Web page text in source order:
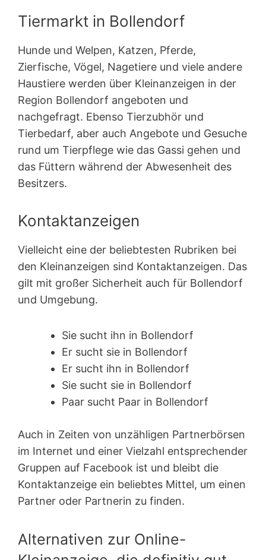
Tiermarkt in Bollendorf
Hunde und Welpen, Katzen, Pferde,
Zierfische, Vögel, Nagetiere und viele andere
Haustiere werden über Kleinanzeigen in der
Region Bollendorf angeboten und
nachgefragt. Ebenso Tierzubhör und
Tierbedarf, aber auch Angebote und Gesuche
rund um Tierpflege wie das Gassi gehen und
das Füttern während der Abwesenheit des
Besitzers.
Kontaktanzeigen
Vielleicht eine der beliebtesten Rubriken bei
den Kleinanzeigen sind Kontakt­anzeigen. Das
gilt mit großer Sicherheit auch für Bollendorf
und Umgebung.
Sie sucht ihn in Bollendorf
Er sucht sie in Bollendorf
Er sucht ihn in Bollendorf
Sie sucht sie in Bollendorf
Paar sucht Paar in Bollendorf
Auch in Zeiten von unzähligen Partnerbörsen
im Internet und einer Vielzahl entsprechender
Gruppen auf Facebook ist und bleibt die
Kontaktanzeige ein beliebtes Mittel, um einen
Partner oder Partnerin zu finden.
Alternativen zur Online-